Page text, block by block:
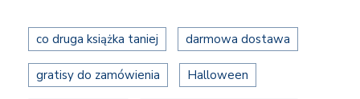
co druga książka taniej darmowa dostawa
gratisy do zamówienia Halloween